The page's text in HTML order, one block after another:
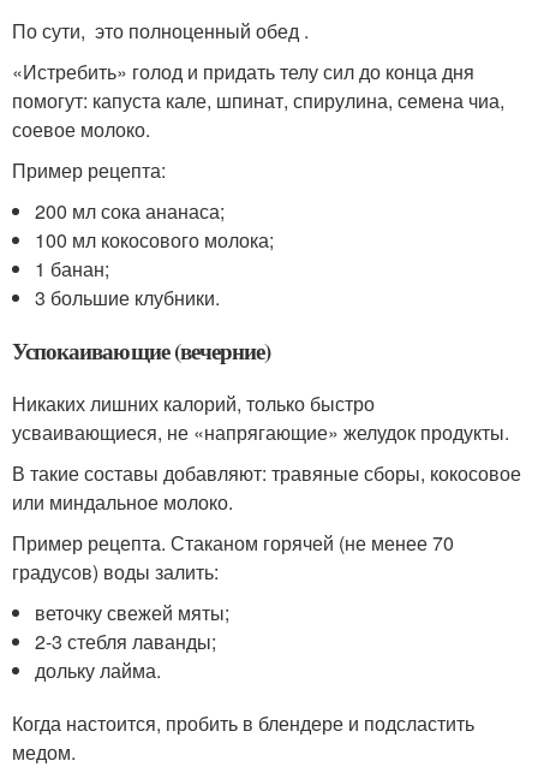
По сути, это полноценный обед .
«Истребить» голод и придать телу сил до конца дня
помогут: капуста кале, шпинат, спирулина, семена чиа,
соевое молоко.
Пример рецепта:
200 мл сока ананаса;
100 мл кокосового молока;
1 банан;
3 большие клубники.
Успокаивающие (вечерние)
Никаких лишних калорий, только быстро
усваивающиеся, не «напрягающие» желудок продукты.
В такие составы добавляют: травяные сборы, кокосовое
или миндальное молоко.
Пример рецепта. Стаканом горячей (не менее 70
градусов) воды залить:
веточку свежей мяты;
2-3 стебля лаванды;
дольку лайма.
Когда настоится, пробить в блендере и подсластить
медом.